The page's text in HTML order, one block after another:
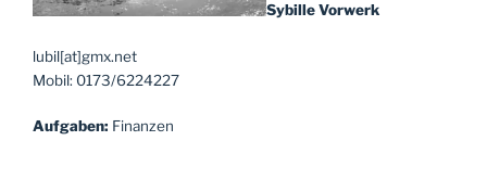
Sybille Vorwerk
lubil[at]gmx.net
Mobil: 0173/6224227
Aufgaben: Finanzen